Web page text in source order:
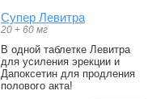
Супер Левитра
20 + 60 мг
В одной таблетке Левитра
для усиления эрекции и
Дапоксетин для продления
полового акта!